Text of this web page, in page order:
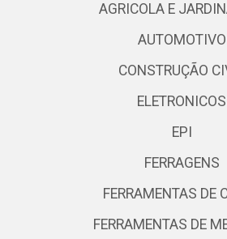
AGRICOLA E
AUTOMOTIVO
CONSTRUÇÃO
ELETRONICOS
EPI
FERRAGENS
FERRAMENTAS DE
FERRAMENTAS DE